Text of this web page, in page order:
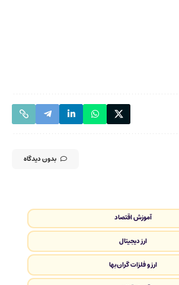
بدون دیدگاه
آموزش اقتصاد
ارز دیجیتال
ارز و فلزات گران‌بها